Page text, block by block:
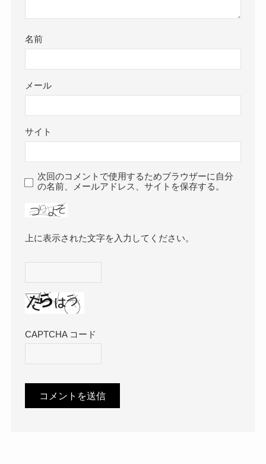
名前
メール
サイト
次回のコメントで使用するためブラウザーに自分
の名前、メールアドレス、サイトを保存する。
上に表示された文字を入力してください。
CAPTCHA コード